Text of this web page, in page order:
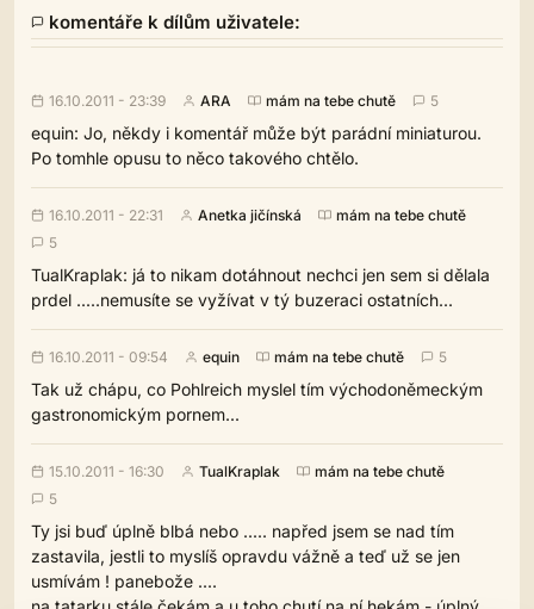
komentáře k dílům uživatele:
16.10.2011 - 23:39 ARA mám na tebe chutě 5
equin: Jo, někdy i komentář může být parádní miniaturou.
Po tomhle opusu to něco takového chtělo.
16.10.2011 - 22:31 Anetka jičínská
mám na tebe chutě
5
TualKraplak: já to nikam dotáhnout nechci jen sem si dělala
prdel .....nemusíte se vyžívat v tý buzeraci ostatních...
16.10.2011 - 09:54 equin mám na tebe chutě 5
Tak už chápu, co Pohlreich myslel tím východoněmeckým
gastronomickým pornem...
15.10.2011 - 16:30 TualKraplak
mám na tebe chutě
5
Ty jsi buď úplně blbá nebo ..... napřed jsem se nad tím
zastavila, jestli to myslíš opravdu vážně a teď už se jen
usmívám ! panebože ....